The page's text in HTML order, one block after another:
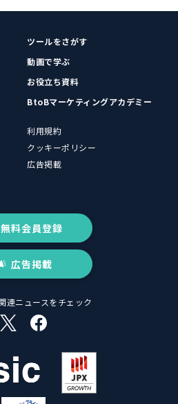
ツールをさがす
動画で学ぶ
お役立ち資料
BtoBマーケティングアカデミー
利用規約
クッキーポリシー
広告掲載
無料会員登録
広告掲載
連ニュースをチェック